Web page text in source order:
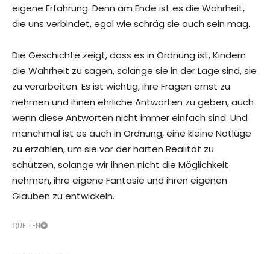
eigene Erfahrung. Denn am Ende ist es die Wahrheit,
die uns verbindet, egal wie schräg sie auch sein mag.
Die Geschichte zeigt, dass es in Ordnung ist, Kindern
die Wahrheit zu sagen, solange sie in der Lage sind, sie
zu verarbeiten. Es ist wichtig, ihre Fragen ernst zu
nehmen und ihnen ehrliche Antworten zu geben, auch
wenn diese Antworten nicht immer einfach sind. Und
manchmal ist es auch in Ordnung, eine kleine Notlüge
zu erzählen, um sie vor der harten Realität zu
schützen, solange wir ihnen nicht die Möglichkeit
nehmen, ihre eigene Fantasie und ihren eigenen
Glauben zu entwickeln.
QUELLEN